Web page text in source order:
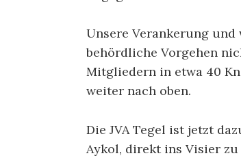
Unsere Verankerung
behördliche Vorgehen
Mitgliedern in etwa 40
weiter nach oben.
Die JVA Tegel ist jetzt
Aykol, direkt ins Visier zu